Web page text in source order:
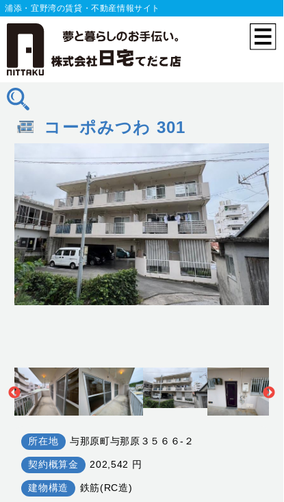
浦添・宜野湾の賃貸・不動産情報サイト
コーポみつわ 301
所在地 与那原町与那原３５６６-２
契約概算金 202,542 円
建物構造 鉄筋(RC造)